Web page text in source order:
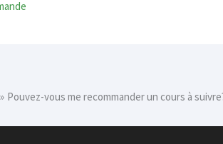
Pouvez-vous me recommander un cours à